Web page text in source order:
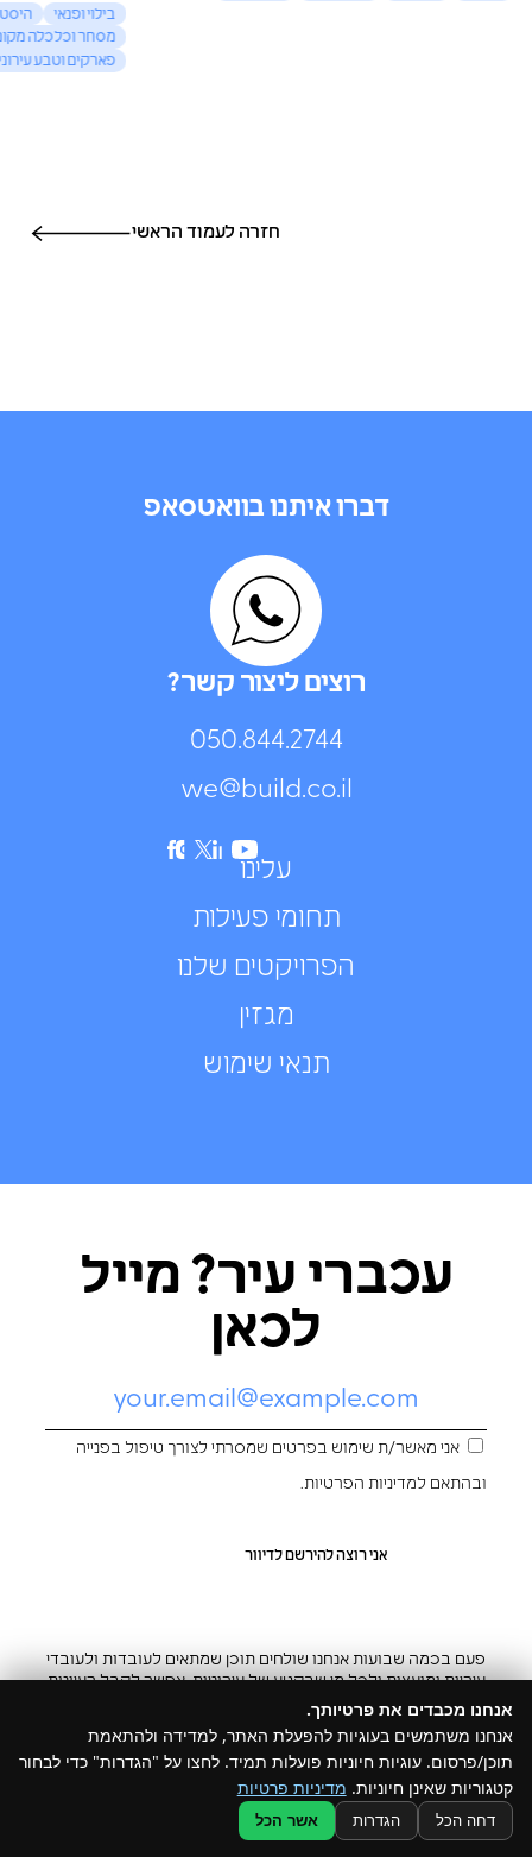
בילוי ופנאי
מסחר וכלכלה
פארקים וטבע
חזרה לעמוד הראשי
עלינו
תחומי פעילות
הפרויקטים שלנו
מגזין
תנאי שימוש
דברו איתנו בוואטסאפ
רוצים ליצור קשר?
050.844.2744⁩
we@build.co.il
עכברי עיר? מייל
לכאן
אני מאשר/ת שימוש בפרטים שמסרתי לצורך טיפול בפנייה
ובהתאם למדיניות הפרטיות.
פעם בכמה שבועות אנחנו שולחים תוכן שמתאים לעובדות ולעובדי
עיריות ומועצות ולכל מי שבקטע של עירוניות. אפשר לקבל רעיונות
@ כל הזכויות שמורות ל –Build
אנחנו מכבדים את פרטיותך.
אנחנו משתמשים בעוגיות להפעלת האתר, למדידה ולהתאמת
תוכן/פרסום. עוגיות חיוניות פועלות תמיד. לחצו על "הגדרות" כדי לבחור
קטגוריות שאינן חיוניות. מדיניות פרטיות
דחה הכל הגדרות אשר הכל